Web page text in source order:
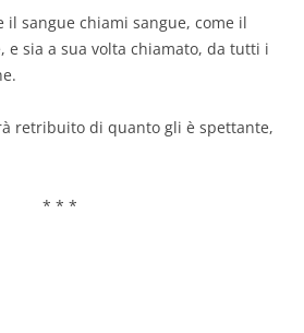
il sangue chiami sangue, come il
e sia a sua volta chiamato, da tutti i
retribuito di quanto gli è spettante,
* * *